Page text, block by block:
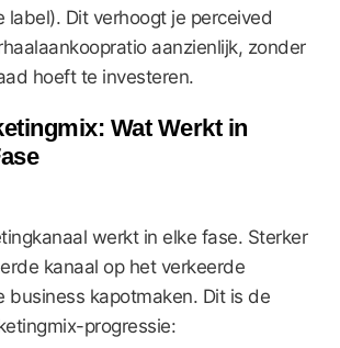
label). Dit verhoogt je perceived
aanzienlijk, zonder
hoeft te investeren.
Wat Werkt in
werkt in elke fase. Sterker
kanaal op het verkeerde
business kapotmaken. Dit is de
progressie: